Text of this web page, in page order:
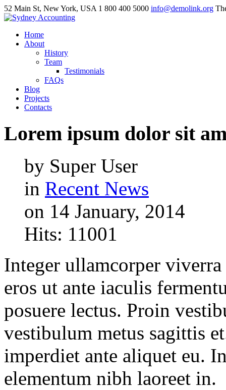
52 Main St, New York, USA 1 800 400 5000 info@demolink.org
Home
About
History
Team
Testimonials
FAQs
Blog
Projects
Contacts
Lorem ipsum dolor sit
by Super User
in Recent News
on 14 January, 2014
Hits: 11001
Integer ullamcorper
eros ut ante iaculis
posuere lectus. Proin
vestibulum metus sagittis
imperdiet ante aliquet eu.
elementum nibh laoreet in.